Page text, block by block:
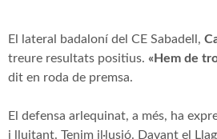
El lateral badaloní del CE Sabadell,
treure resultats positius. «Hem de
dit en roda de premsa.
El defensa arlequinat, a més, ha
i lluitant. Tenim il·lusió. Davant el